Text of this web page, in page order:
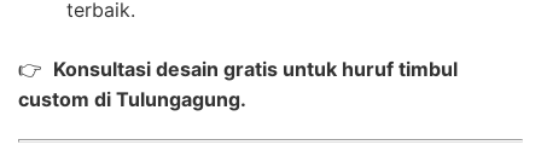
terbaik.
👉 Konsultasi desain gratis untuk huruf timbul
custom di Tulungagung.